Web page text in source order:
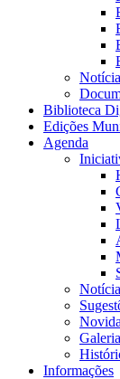
Biblioteca
Edições
Agenda
Informações